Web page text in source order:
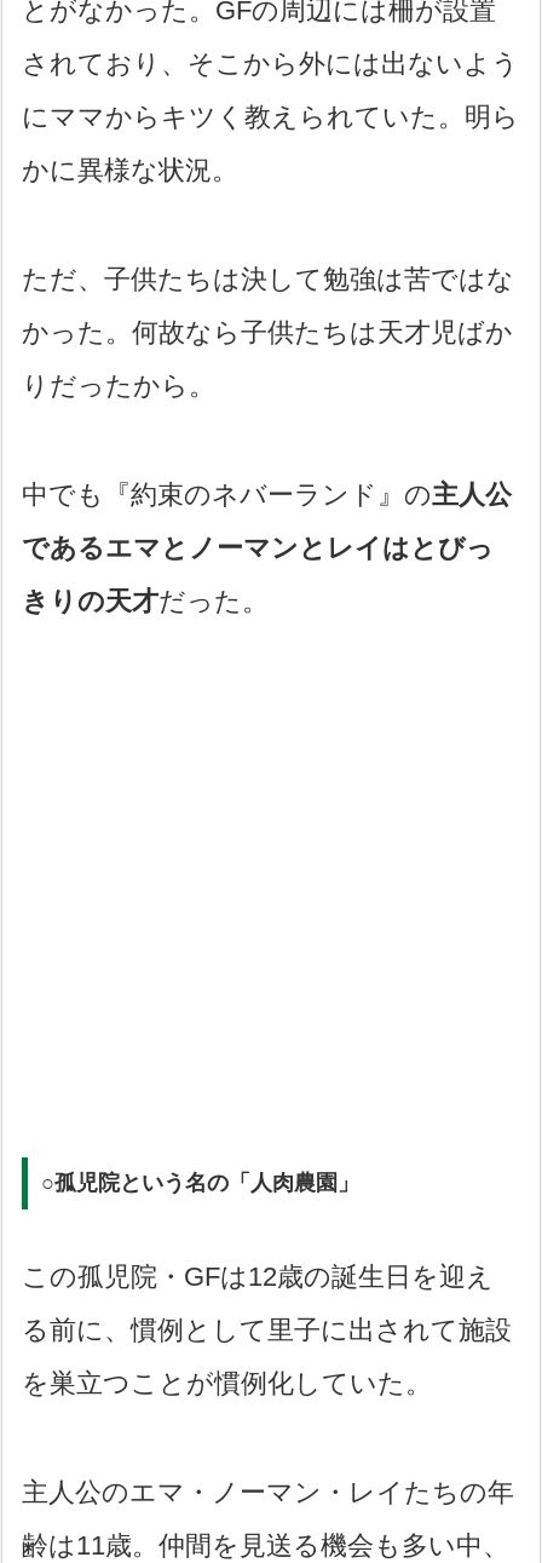
とがなかった。GFの周辺には柵が設置
されており、そこから外には出ないよう
にママからキツく教えられていた。明ら
かに異様な状況。
ただ、子供たちは決して勉強は苦ではな
かった。何故なら子供たちは天才児ばか
りだったから。
中でも『約束のネバーランド』の主人公
であるエマとノーマンとレイはとびっ
きりの天才だった。
○孤児院という名の「人肉農園」
この孤児院・GFは12歳の誕生日を迎え
る前に、慣例として里子に出されて施設
を巣立つことが慣例化していた。
主人公のエマ・ノーマン・レイたちの年
齢は11歳。仲間を見送る機会も多い中、